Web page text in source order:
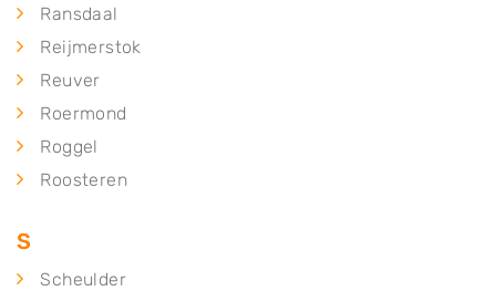
Ransdaal
Reijmerstok
Reuver
Roermond
Roggel
Roosteren
S
Scheulder